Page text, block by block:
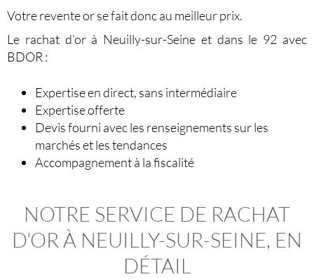
Votrerevente orse fait donc au meilleur prix.
Le rachat d’or à Neuilly-sur-Seine et dans le 92 avec
BDOR :
Expertise en direct, sans intermédiaire
Expertise offerte
Devis fourni avec les renseignements sur les
marchés et les tendances
Accompagnement à la fiscalité
NOTRE SERVICE DE RACHAT
D'OR À NEUILLY-SUR-SEINE, EN
DÉTAIL